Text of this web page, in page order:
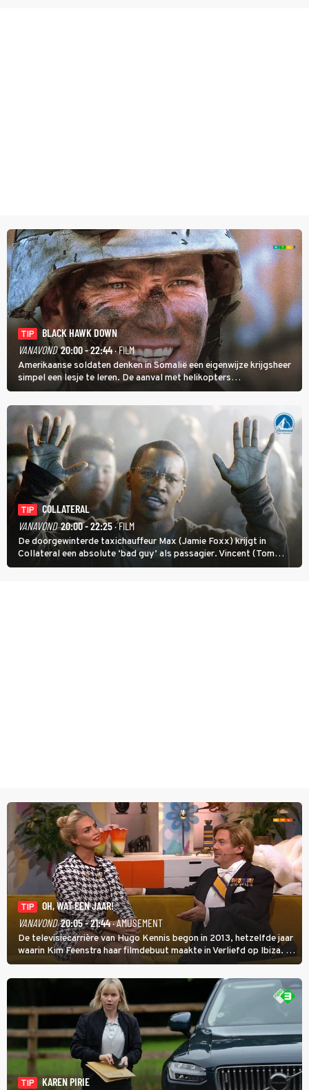
TIP
BLACK HAWK DOWN
VANAVOND 20:00 - 22:44· FILM
Amerikaanse soldaten denken in Somalië een eigenwijze krijgsheer
simpel een lesje te leren. De aanval met helikopters
verloopt in Black Hawk down dramatisch.
TIP
COLLATERAL
VANAVOND 20:00 - 22:25· FILM
De doorgewinterde taxichauffeur Max (Jamie Foxx) krijgt in
Collateral een absolute ‘bad guy’ als passagier. Vincent (Tom
Cruise) heeft hem nodig om hem de stad door te loodsen om een
TIP
OH, WAT EEN JAAR!
VANAVOND 20:05 - 21:44· AMUSEMENT
De televisiecarrière van Hugo Kennis begon in 2013, hetzelfde jaar
waarin Kim Feenstra haar filmdebuut maakte in Verliefd op Ibiza. In
Oh, Wat een Jaar! wordt duidelijk wat ze nog meer weten van het
jaar waarin ze allebei eindtwintigers waren.
TIP
KAREN PIRIE